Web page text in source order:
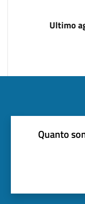
Ultimo
Quanto